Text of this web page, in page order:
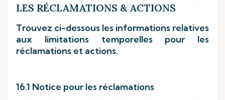
LES RÉCLAMATIONS & ACTIONS
Trouvez ci-dessous les informations relatives
aux limitations temporelles pour les
réclamations et actions.
16.1 Notice pour les réclamations